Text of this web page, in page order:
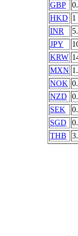
GBP
HKD 1
INR
JPY
KRW
MXN
NOK
NZD
SEK
SGD
THB